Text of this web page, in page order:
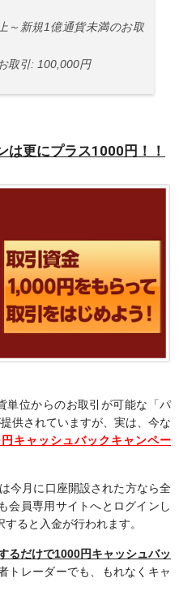
～新規1億通貨未満のお取
取引: 100,000円
は更にプラス1000円！！
単位からのお取引が可能な「パ
供されていますが、実は、今な
円キャッシュバックキャンペー
今月に口座開設された方なら全
会員専用サイトへとログインし
すると入金が行われます。
るだけで1000円キャッシュバッ
トレーダーでも、もれなくキャ